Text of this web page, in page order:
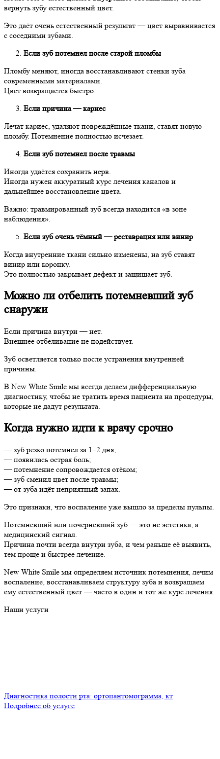
вернуть зубу естественный цвет.
Это даёт очень естественный результат — цвет выравнивается
с соседними зубами.
Если зуб потемнел после старой пломбы
Пломбу меняют, иногда восстанавливают стенки зуба
современными материалами.
Цвет возвращается быстро.
Если причина — кариес
Лечат кариес, удаляют повреждённые ткани, ставят новую
пломбу. Потемнение полностью исчезает.
Если зуб потемнел после травмы
Иногда удаётся сохранить нерв.
Иногда нужен аккуратный курс лечения каналов и
дальнейшее восстановление цвета.
Важно: травмированный зуб всегда находится «в зоне
наблюдения».
Если зуб очень тёмный — реставрация или винир
Когда внутренние ткани сильно изменены, на зуб ставят
винир или коронку.
Это полностью закрывает дефект и защищает зуб.
Можно ли отбелить потемневший зуб
снаружи
Если причина внутри — нет.
Внешнее отбеливание не подействует.
Зуб осветляется только после устранения внутренней
причины.
В New White Smile мы всегда делаем дифференциальную
диагностику, чтобы не тратить время пациента на процедуры,
которые не дадут результата.
Когда нужно идти к врачу срочно
— зуб резко потемнел за 1–2 дня;
— появилась острая боль;
— потемнение сопровождается отёком;
— зуб сменил цвет после травмы;
— от зуба идёт неприятный запах.
Это признаки, что воспаление уже вышло за пределы пульпы.
Потемневший или почерневший зуб — это не эстетика, а
медицинский сигнал.
Причина почти всегда внутри зуба, и чем раньше её выявить,
тем проще и быстрее лечение.
New White Smile мы определяем источник потемнения, лечим
воспаление, восстанавливаем структуру зуба и возвращаем
ему естественный цвет — часто в один и тот же курс лечения.
Наши услуги
Диагностика полости рта: ортопантомограмма, кт
Подробнее об услуге